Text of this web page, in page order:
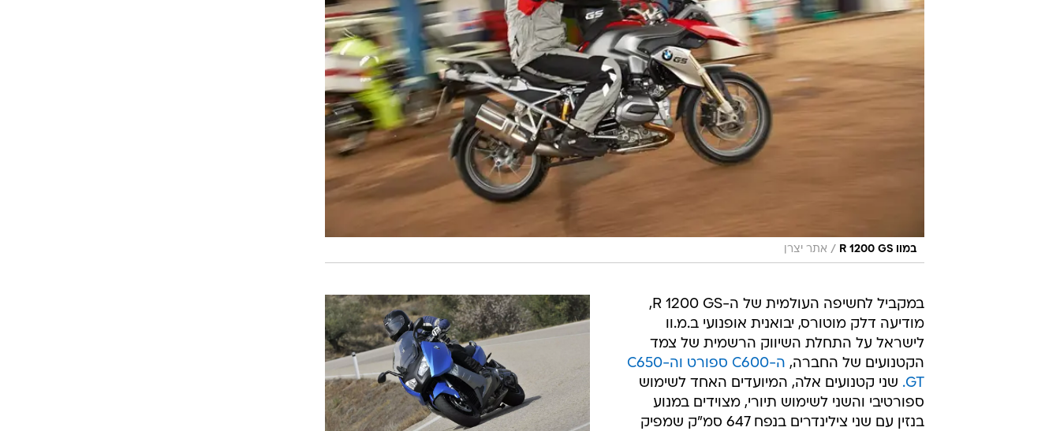
במוו R 1200 GS / אתר יצרן
במקביל לחשיפה העולמית של ה-R 1200 GS,
מודיעה דלק מוטורס, יבואנית אופנועי ב.מ.וו
לישראל על התחלת השיווק הרשמית של צמד
הקטנועים של החברה,
ה-C600 ספורט וה-C650
GT. שני קטנועים אלה, המיועדים האחד לשימוש
ספורטיבי והשני לשימוש תיורי, מצוידים במנוע
בנזין עם שני צילינדרים בנפח 647 סמ"ק שמפיק